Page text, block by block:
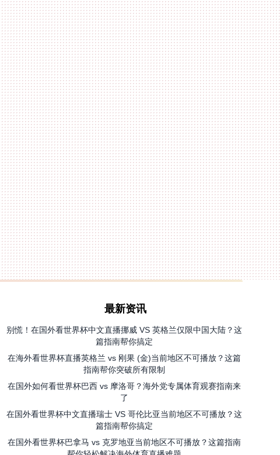
最新资讯
别慌！在国外看世界杯中文直播挪威 VS 英格兰仅限中国大陆？这
篇指南帮你搞定
在海外看世界杯直播英格兰 vs 刚果 (金)当前地区不可播放？这篇
指南帮你突破所有限制
在国外如何看世界杯巴西 vs 摩洛哥？海外党专属体育观赛指南来
了
在国外看世界杯中文直播瑞士 VS 哥伦比亚当前地区不可播放？这
篇指南帮你搞定
在国外看世界杯巴拿马 vs 克罗地亚当前地区不可播放？这篇指南